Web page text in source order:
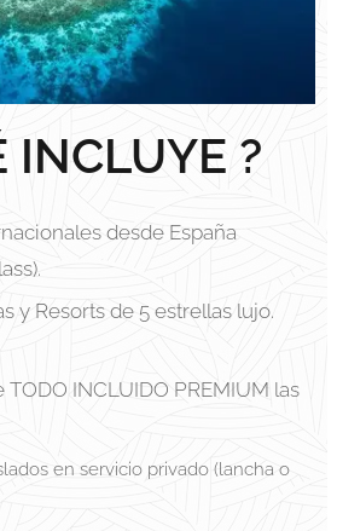
INCLUYE ?
desde España
y Resorts de 5 estrellas lujo.
INCLUIDO PREMIUM las
en servicio privado (lancha o